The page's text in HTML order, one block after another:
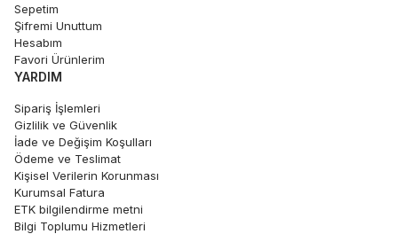
Sepetim
Şifremi Unuttum
Hesabım
Favori Ürünlerim
YARDIM
Sipariş İşlemleri
Gizlilik ve Güvenlik
İade ve Değişim Koşulları
Ödeme ve Teslimat
Kişisel Verilerin Korunması
Kurumsal Fatura
ETK bilgilendirme metni
Bilgi Toplumu Hizmetleri